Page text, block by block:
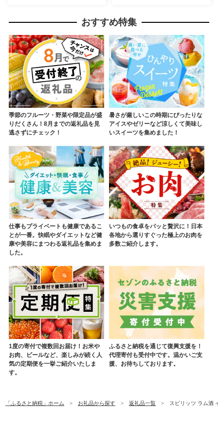
おすすめ特集
季節のフルーツ・野菜や限定品が盛
りだくさん！8月までの返礼品を見
逃さずにチェック！
暑さが厳しいこの時期にぴったりな
アイスやゼリーなど涼しくて美味し
いスイーツを集めました！
仕事もプライベートも健康であるこ
とが一番。快眠やダイエットなど健
康や美容にまつわる返礼品を集めま
した。
いつもの食卓をパッと贅沢に！日本
各地から選りすぐった極上のお肉を
多数ご紹介します。
1度の寄付で複数回お届け！お米や
お肉、ビールなど、楽しみが続く人
気の定期便を一挙ご紹介いたしま
す。
ふるさと納税を通じて復興支援を！
代理寄付も受付中です。温かいご支
援、お待ちしております。
「ふるさと納税」ホーム お礼品から探す 返礼品一覧 スピリッツ ラム酒